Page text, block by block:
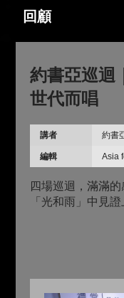
回顧
約書亞巡迴
世代而唱
講者 約書
編輯 Asia
四場巡迴，滿滿
「光和雨」中見